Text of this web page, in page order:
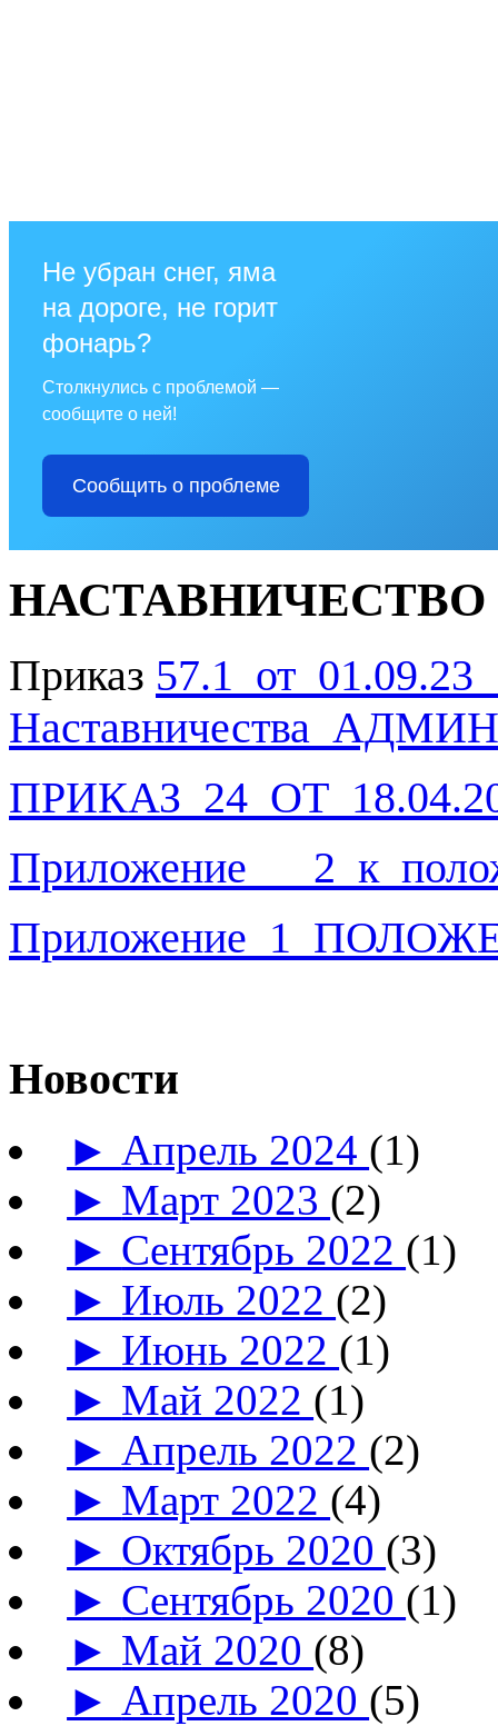
Не убран снег, яма
на дороге, не горит
фонарь?
Столкнулись с проблемой —
сообщите о ней!
Сообщить о проблеме
НАСТАВНИЧЕСТВО
Приказ
Новости
► Апрель 2024 (1)
► Март 2023 (2)
► Сентябрь 2022 (1)
► Июль 2022 (2)
► Июнь 2022 (1)
► Май 2022 (1)
► Апрель 2022 (2)
► Март 2022 (4)
► Октябрь 2020 (3)
► Сентябрь 2020 (1)
► Май 2020 (8)
► Апрель 2020 (5)